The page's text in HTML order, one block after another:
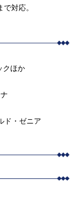
対応。
クほか
ナ
ド・ゼニア